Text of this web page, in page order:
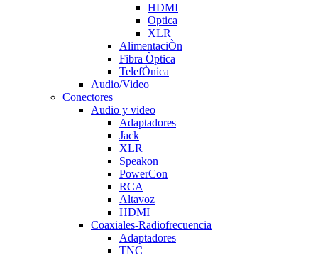
HDMI
Optica
XLR
AlimentaciÒn
Fibra Òptica
TelefÒnica
Audio/Video
Conectores
Audio y video
Adaptadores
Jack
XLR
Speakon
PowerCon
RCA
Altavoz
HDMI
Coaxiales-Radiofrecuencia
Adaptadores
TNC